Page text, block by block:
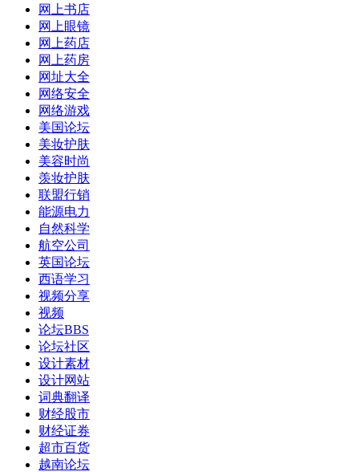
网上书店
网上眼镜
网上药店
网上药房
网址大全
网络安全
网络游戏
美国论坛
美妆护肤
美容时尚
羡妆护肤
联盟行销
能源电力
自然科学
航空公司
英国论坛
西语学习
视频分享
视频
论坛BBS
论坛社区
设计素材
设计网站
词典翻译
财经股市
财经证券
超市百货
越南论坛